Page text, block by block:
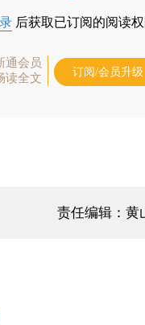
后获取已订阅的阅读
通会员
读全文
订阅/会员升级
责任编辑：黄